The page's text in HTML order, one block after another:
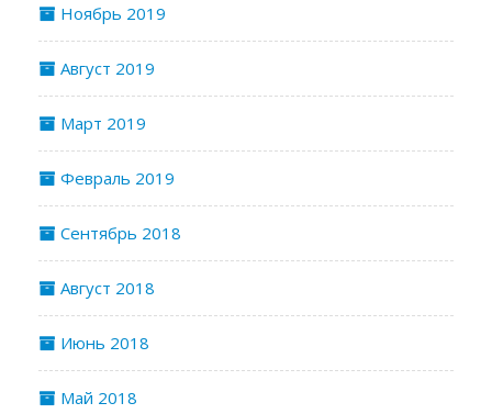
Ноябрь 2019
Август 2019
Март 2019
Февраль 2019
Сентябрь 2018
Август 2018
Июнь 2018
Май 2018